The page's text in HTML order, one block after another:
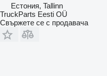
Естония, Tallinn
TruckParts Eesti OÜ
Свържете се с продавача